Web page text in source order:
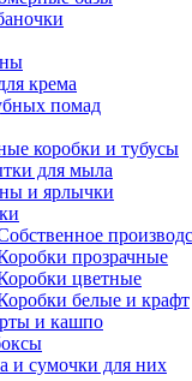
крема
помад
коробки и тубусы
для мыла
и ярлычки
прозрачные
цветные
белые и крафт
и кашпо
и сумочки для них